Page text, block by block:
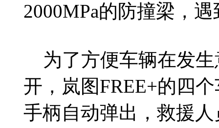
2000MPa的防撞梁，
为了方便车辆在发生
开，岚图FREE+的四
手柄自动弹出，救援